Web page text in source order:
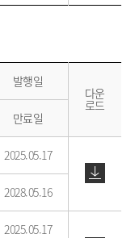
발행일
다운
로드
만료일
2025.05.17
2028.05.16
2025.05.17